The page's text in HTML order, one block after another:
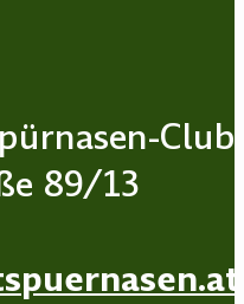
Club
89/13